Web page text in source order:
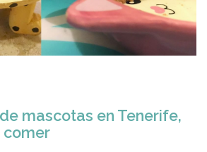
mascotas en Tenerife,
comer